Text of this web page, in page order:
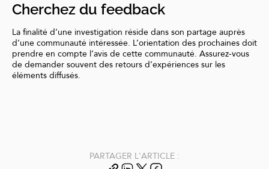
Cherchez du feedback
La finalité d’une investigation réside dans son partage auprès
d’une communauté intéressée. L’orientation des prochaines doit
prendre en compte l’avis de cette communauté. Assurez-vous
de demander souvent des retours d’expériences sur les
éléments diffusés.
PARTAGER L'ARTICLE :